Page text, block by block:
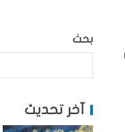
بحث
آخر تحديث